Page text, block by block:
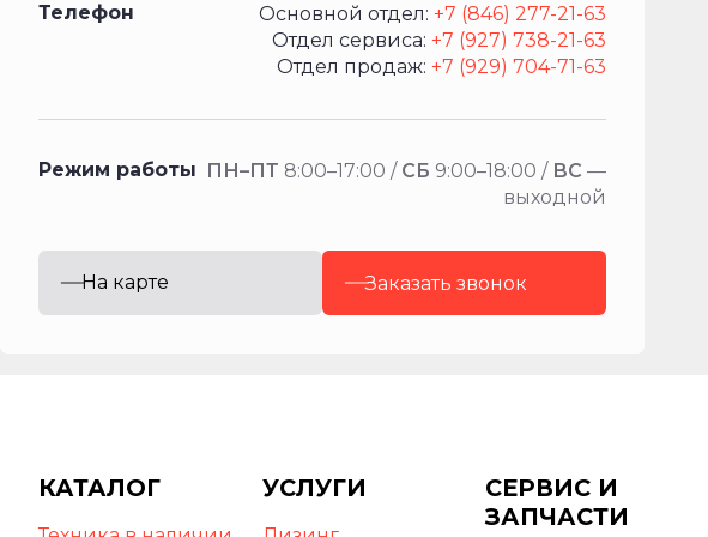
Телефон Основной отдел: +7 (846) 277-21-63
Отдел сервиса: +7 (927) 738-21-63
Отдел продаж: +7 (929) 704-71-63
Режим работы ПН–ПТ 8:00–17:00 / СБ 9:00–18:00 / ВС —
выходной
На карте Заказать звонок
КАТАЛОГ УСЛУГИ
СЕРВИС И
ЗАПЧАСТИ